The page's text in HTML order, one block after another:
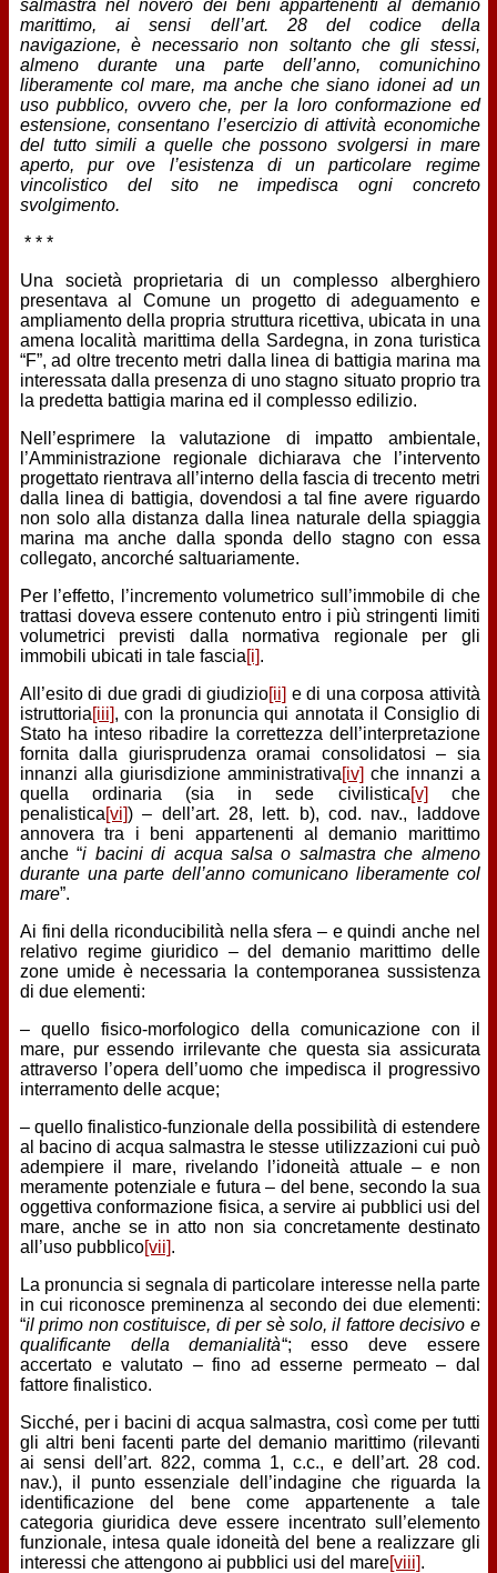
salmastra nel novero dei beni appartenenti al demanio
marittimo, ai sensi dell’art. 28 del codice della
navigazione, è necessario non soltanto che gli stessi,
almeno durante una parte dell’anno, comunichino
liberamente col mare, ma anche che siano idonei ad un
uso pubblico, ovvero che, per la loro conformazione ed
estensione, consentano l’esercizio di attività economiche
del tutto simili a quelle che possono svolgersi in mare
aperto, pur ove l’esistenza di un particolare regime
vincolistico del sito ne impedisca ogni concreto
svolgimento.
* * *
Una società proprietaria di un complesso alberghiero
presentava al Comune un progetto di adeguamento e
ampliamento della propria struttura ricettiva, ubicata in una
amena località marittima della Sardegna, in zona turistica
“F”, ad oltre trecento metri dalla linea di battigia marina ma
interessata dalla presenza di uno stagno situato proprio tra
la predetta battigia marina ed il complesso edilizio.
Nell’esprimere la valutazione di impatto ambientale,
l’Amministrazione regionale dichiarava che l’intervento
progettato rientrava all’interno della fascia di trecento metri
dalla linea di battigia, dovendosi a tal fine avere riguardo
non solo alla distanza dalla linea naturale della spiaggia
marina ma anche dalla sponda dello stagno con essa
collegato, ancorché saltuariamente.
Per l’effetto, l’incremento volumetrico sull’immobile di che
trattasi doveva essere contenuto entro i più stringenti limiti
volumetrici previsti dalla normativa regionale per gli
immobili ubicati in tale fascia[i].
All’esito di due gradi di giudizio[ii] e di una corposa attività
istruttoria[iii], con la pronuncia qui annotata il Consiglio di
Stato ha inteso ribadire la correttezza dell’interpretazione
fornita dalla giurisprudenza oramai consolidatosi – sia
innanzi alla giurisdizione amministrativa[iv] che innanzi a
quella ordinaria (sia in sede civilistica[v] che
penalistica[vi]) – dell’art. 28, lett. b), cod. nav., laddove
annovera tra i beni appartenenti al demanio marittimo
anche “i bacini di acqua salsa o salmastra che almeno
durante una parte dell’anno comunicano liberamente col
mare”.
Ai fini della riconducibilità nella sfera – e quindi anche nel
relativo regime giuridico – del demanio marittimo delle
zone umide è necessaria la contemporanea sussistenza
di due elementi:
– quello fisico-morfologico della comunicazione con il
mare, pur essendo irrilevante che questa sia assicurata
attraverso l’opera dell’uomo che impedisca il progressivo
interramento delle acque;
– quello finalistico-funzionale della possibilità di estendere
al bacino di acqua salmastra le stesse utilizzazioni cui può
adempiere il mare, rivelando l’idoneità attuale – e non
meramente potenziale e futura – del bene, secondo la sua
oggettiva conformazione fisica, a servire ai pubblici usi del
mare, anche se in atto non sia concretamente destinato
all’uso pubblico[vii].
La pronuncia si segnala di particolare interesse nella parte
in cui riconosce preminenza al secondo dei due elementi:
“il primo non costituisce, di per sè solo, il fattore decisivo e
qualificante della demanialità“; esso deve essere
accertato e valutato – fino ad esserne permeato – dal
fattore finalistico.
Sicché, per i bacini di acqua salmastra, così come per tutti
gli altri beni facenti parte del demanio marittimo (rilevanti
ai sensi dell’art. 822, comma 1, c.c., e dell’art. 28 cod.
nav.), il punto essenziale dell’indagine che riguarda la
identificazione del bene come appartenente a tale
categoria giuridica deve essere incentrato sull’elemento
funzionale, intesa quale idoneità del bene a realizzare gli
interessi che attengono ai pubblici usi del mare[viii].